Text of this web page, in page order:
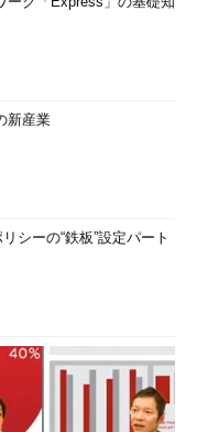
新産業
シーの“鉄板”設定パート